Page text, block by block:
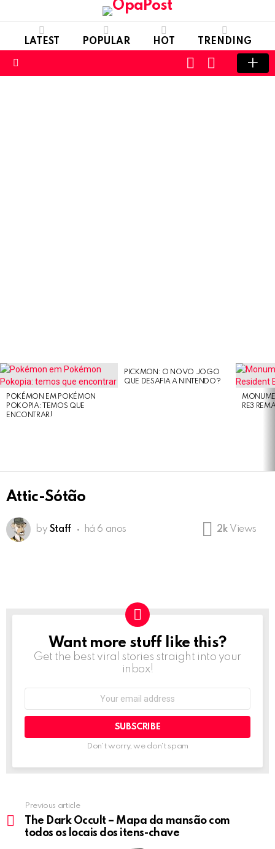
LATEST POPULAR HOT TRENDING
SWITCH
SKIN
LOGIN
LATEST
STORIES
POKÉMON EM POKÉMON
POKOPIA: TEMOS QUE
ENCONTRAR!
PICKMON: O NOVO JOGO
QUE DESAFIA A NINTENDO?
RE3
Attic-Sótão
by Staff há 6 anos 2k Views
NEWSLETTER
Want more stuff like this?
Get the best viral stories straight into your
inbox!
Don't worry, we don't spam
more
Previous article
The Dark Occult – Mapa da mansão com
todos os locais dos itens-chave